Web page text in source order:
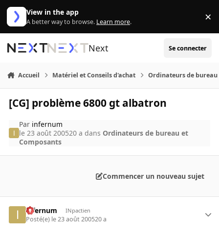
Aller au contenu
View in the app
A better way to browse. Learn more. ×
Next Se connecter
Accueil Matériel et Conseils d'achat Ordinateurs de bureau
[CG] problème 6800 gt albatron
Par infernum
le 23 août 200520 a dans Ordinateurs de bureau et
Composants
Commencer un nouveau sujet
infernum INpactien
Posté(e) le 23 août 200520 a